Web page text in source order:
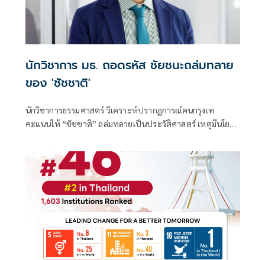
นักวิชาการ มธ. ถอดรหัส ชัยชนะถล่มทลาย
ของ 'ชัชชาติ'
นักวิชาการธรรมศาสตร์ วิเคราะห์ปรากฏการณ์คนกรุงเท
คะแนนให้ “ชัชชาติ” ถล่มทลายเป็นประวัติศาสตร์ เหตุมีนโย
ใหญ่โต-ไม่พิ